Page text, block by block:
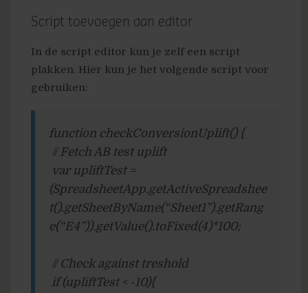
Script toevoegen aan editor
In de script editor kun je zelf een script
plakken. Hier kun je het volgende script voor
gebruiken:
function checkConversionUplift() {
// Fetch AB test uplift
var upliftTest =
(SpreadsheetApp.getActiveSpreadshee
t().getSheetByName(“Sheet1”).getRang
e(“E4”)).getValue().toFixed(4)*100;
// Check against treshold
if (upliftTest < -10){